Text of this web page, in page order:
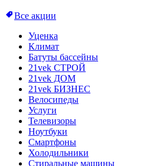
Все акции
Уценка
Климат
Батуты бассейны
21vek СТРОЙ
21vek ДОМ
21vek БИЗНЕС
Велосипеды
Услуги
Телевизоры
Ноутбуки
Смартфоны
Холодильники
Стиральные машины